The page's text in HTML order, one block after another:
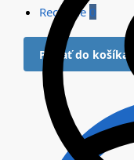
Recenzie 0
Pridať do košíka